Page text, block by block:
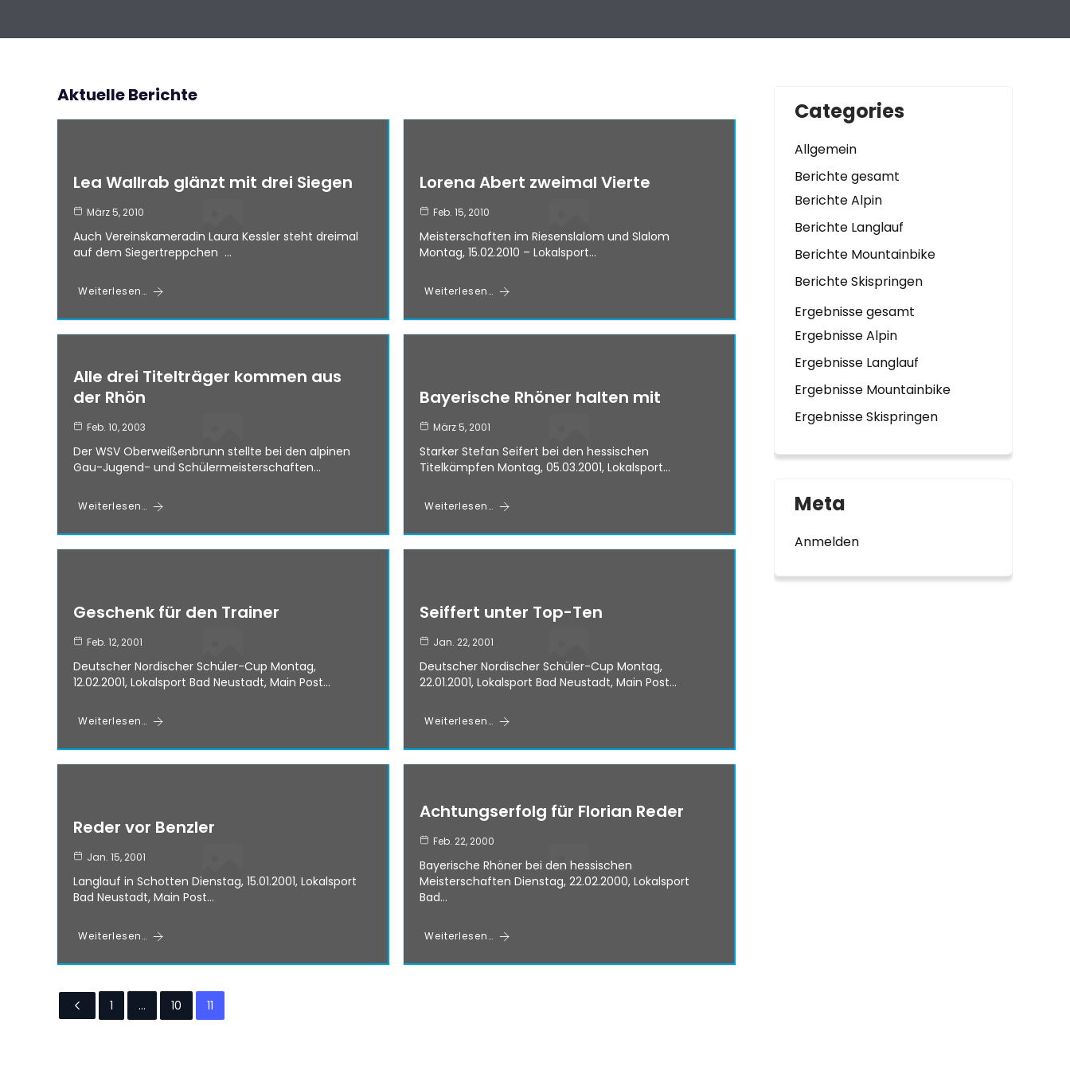
Aktuelle Berichte
Lea Wallrab glänzt mit drei Siegen
März 5, 2010
Auch Vereinskameradin Laura Kessler steht dreimal
auf dem Siegertreppchen …
Weiterlesen…
Lorena Abert zweimal Vierte
Feb. 15, 2010
Meisterschaften im Riesenslalom und Slalom
Montag, 15.02.2010 – Lokalsport…
Weiterlesen…
Alle drei Titelträger kommen aus
der Rhön
Feb. 10, 2003
Der WSV Oberweißenbrunn stellte bei den alpinen
Gau-Jugend- und Schülermeisterschaften…
Weiterlesen…
Bayerische Rhöner halten mit
März 5, 2001
Starker Stefan Seifert bei den hessischen
Titelkämpfen Montag, 05.03.2001, Lokalsport…
Weiterlesen…
Geschenk für den Trainer
Feb. 12, 2001
Deutscher Nordischer Schüler-Cup Montag,
12.02.2001, Lokalsport Bad Neustadt, Main Post…
Weiterlesen…
Seiffert unter Top-Ten
Jan. 22, 2001
Deutscher Nordischer Schüler-Cup Montag,
22.01.2001, Lokalsport Bad Neustadt, Main Post…
Weiterlesen…
Reder vor Benzler
Jan. 15, 2001
Langlauf in Schotten Dienstag, 15.01.2001, Lokalsport
Bad Neustadt, Main Post…
Weiterlesen…
Achtungserfolg für Florian Reder
Feb. 22, 2000
Bayerische Rhöner bei den hessischen
Meisterschaften Dienstag, 22.02.2000, Lokalsport
Bad…
Weiterlesen…
1 … 10 11
Categories
Allgemein
Berichte gesamt
Berichte Alpin
Berichte Langlauf
Berichte Mountainbike
Berichte Skispringen
Ergebnisse gesamt
Ergebnisse Alpin
Ergebnisse Langlauf
Ergebnisse Mountainbike
Ergebnisse Skispringen
Meta
Anmelden